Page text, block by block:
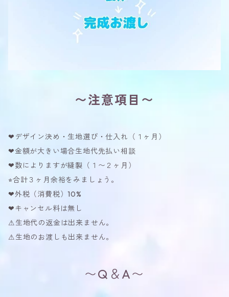
〜注意項目〜
❤︎デザイン決め・生地選び・仕入れ（１ヶ月）
❤︎金額が大きい場合生地代先払い相談
❤︎数によりますが縫製（１〜２ヶ月）
⭐︎合計３ヶ月余裕をみましょう。
❤︎外税（消費税）10%
❤︎キャンセル料は無し
⚠︎生地代の返金は出来ません。
⚠︎生地のお渡しも出来ません。
〜Q＆A〜